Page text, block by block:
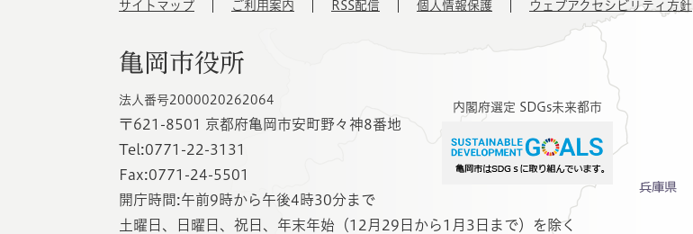
サイトマップ ご利用案内 RSS配信 個人情報保護 ウェブアクセシビリティ方針
亀岡市役所
法人番号2000020262064
〒621-8501 京都府亀岡市安町野々神8番地
Tel:0771-22-3131
Fax:0771-24-5501
開庁時間:午前9時から午後4時30分まで
土曜日、日曜日、祝日、年末年始（12月29日から1月3日まで）を除く
内閣府選定 SDGs未来都市